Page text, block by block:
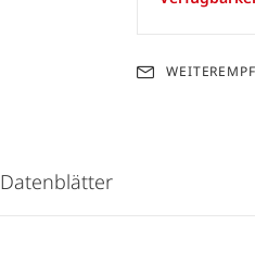
Datenblätter